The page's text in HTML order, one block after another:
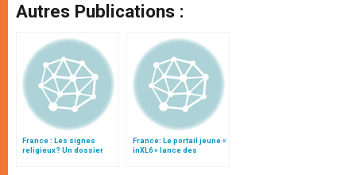
Autres Publications :
France : Les signes
religieux? Un dossier
France: Le portail jeune «
inXL6 » lance des